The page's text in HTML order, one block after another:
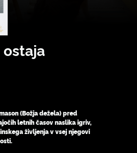
(Božja dežela) pred
letnih časov naslika igriv,
življenja v vsej njegovi